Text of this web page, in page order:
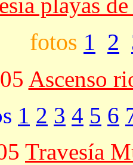
fotos 1 2
Ascenso
1 2 3 4 5 6
Travesía